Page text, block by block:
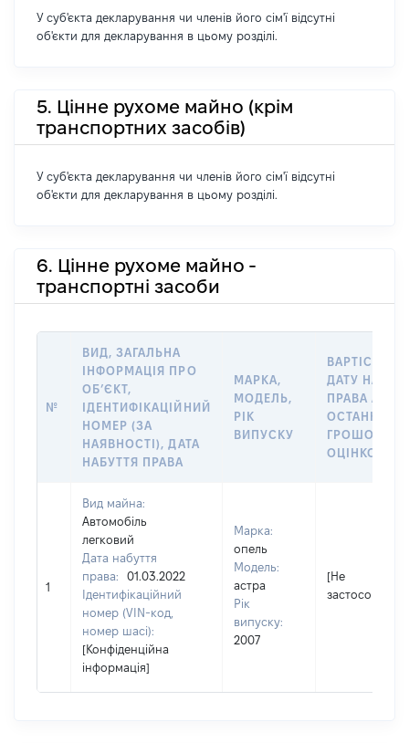
У суб'єкта декларування чи членів його сім'ї відсутні
об'єкти для декларування в цьому розділі.
5. Цінне рухоме майно (крім
транспортних засобів)
У суб'єкта декларування чи членів його сім'ї відсутні
об'єкти для декларування в цьому розділі.
6. Цінне рухоме майно -
транспортні засоби
№
ВИД, ЗАГАЛЬНА
ІНФОРМАЦІЯ ПРО
ОБʼЄКТ,
ІДЕНТИФІКАЦІЙНИЙ
НОМЕР (ЗА
НАЯВНОСТІ), ДАТА
НАБУТТЯ ПРАВА
МАРКА,
МОДЕЛЬ,
РІК
ВИПУСКУ
ВАРТІСТЬ НА
ДАТУ
ПРАВА АБО
ГРОШОВОЮ
ОЦІНКОЮ,
1
Вид майна:
Автомобіль
легковий
Дата набуття
права:
01.03.2022
Ідентифікаційний
номер (VIN-код,
номер шасі):
[Конфіденційна
інформація]
Марка:
опель
Модель:
астра
Рік
випуску:
2007
[Не